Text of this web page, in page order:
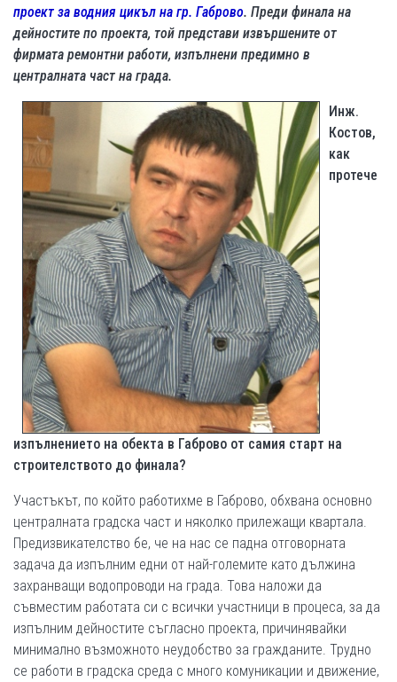
проект за водния цикъл на гр. Габрово. Преди финала на
дейностите по проекта, той представи извършените от
фирмата ремонтни работи, изпълнени предимно в
централната част на града.
Инж.
Костов,
как
протече
изпълнението на обекта в Габрово от самия старт на
строителството до финала?
Участъкът, по който работихме в Габрово, обхвана основно
централната градска част и няколко прилежащи квартала.
Предизвикателство бе, че на нас се падна отговорната
задача да изпълним едни от най-големите като дължина
захранващи водопроводи на града. Това наложи да
съвместим работата си с всички участници в процеса, за да
изпълним дейностите съгласно проекта, причинявайки
минимално възможното неудобство за гражданите. Трудно
се работи в градска среда с много комуникации и движение,